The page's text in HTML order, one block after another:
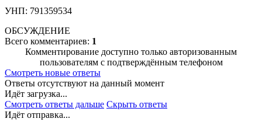
УНП: 791359534
ОБСУЖДЕНИЕ
Всего комментариев: 1
Комментирование доступно только авторизованным
пользователям с подтверждённым телефоном
Смотреть новые ответы
Ответы отсутствуют на данный момент
Идёт загрузка...
Смотреть ответы дальше Скрыть ответы
Идёт отправка...